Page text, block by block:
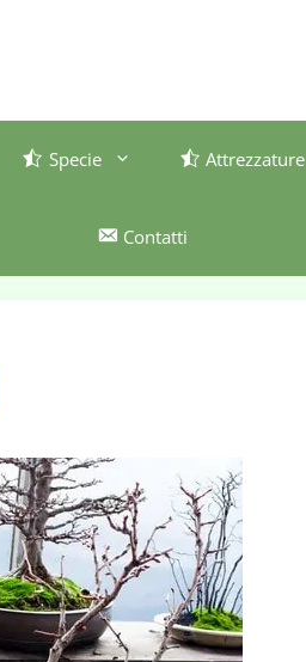
Specie Attrezzature
Contatti